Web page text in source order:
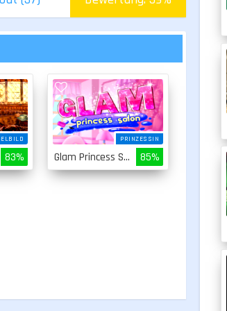
83%
PRINZESSIN
Glam Princess Salon 85%